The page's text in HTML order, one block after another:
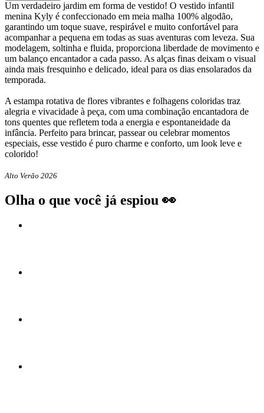
Um verdadeiro jardim em forma de vestido! O vestido infantil
menina Kyly é confeccionado em meia malha 100% algodão,
garantindo um toque suave, respirável e muito confortável para
acompanhar a pequena em todas as suas aventuras com leveza. Sua
modelagem, soltinha e fluida, proporciona liberdade de movimento e
um balanço encantador a cada passo. As alças finas deixam o visual
ainda mais fresquinho e delicado, ideal para os dias ensolarados da
temporada.
A estampa rotativa de flores vibrantes e folhagens coloridas traz
alegria e vivacidade à peça, com uma combinação encantadora de
tons quentes que refletem toda a energia e espontaneidade da
infância. Perfeito para brincar, passear ou celebrar momentos
especiais, esse vestido é puro charme e conforto, um look leve e
colorido!
Alto Verão 2026
Olha o que você já espiou 👀